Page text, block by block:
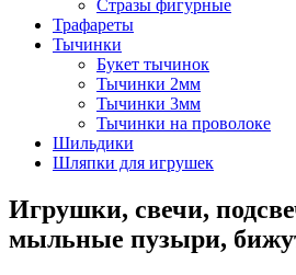
Стразы фигурные
Трафареты
Тычинки
Букет тычинок
Тычинки 2мм
Тычинки 3мм
Тычинки на проволоке
Шильдики
Шляпки для игрушек
Игрушки, свечи,
мыльные пузыри,